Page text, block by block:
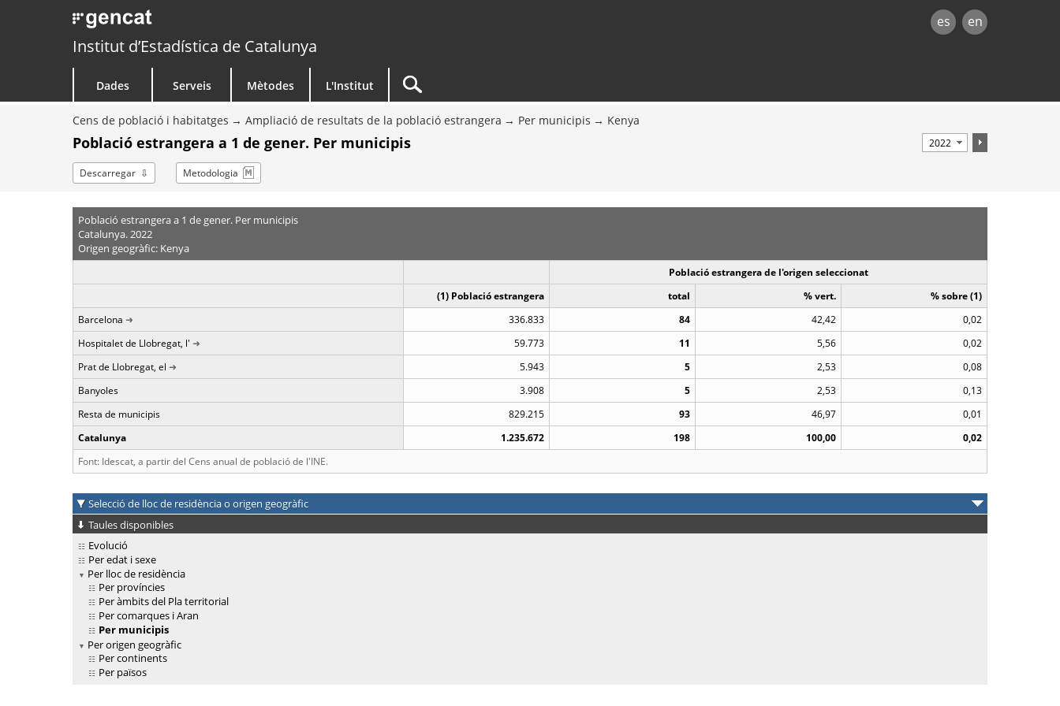
es en
Institut d’Estadística de Catalunya
Dades Serveis Mètodes L'Institut
Cens de població i habitatges Ampliació de resultats de la població estrangera Per municipis Kenya
Població estrangera a 1 de gener. Per municipis
Descarregar Metodologia
Població estrangera a 1 de gener. Per municipis
Catalunya. 2022
Origen geogràfic: Kenya
Població estrangera de l'origen seleccionat
(1) Població estrangera
total % vert.
% sobre (1)
Barcelona
336.833 84 42,42
0,02
Hospitalet de Llobregat, l'
59.773 11 5,56
0,02
Prat de Llobregat, el
5.943 5 2,53
0,08
Banyoles
3.908 5 2,53
0,13
Resta de municipis
829.215 93 46,97
0,01
Catalunya
1.235.672 198 100,00
0,02
Font: Idescat, a partir del Cens anual de població de l'INE.
Selecció de lloc de residència o origen geogràfic
Taules disponibles
Evolució
Per edat i sexe
Per lloc de residència
Per províncies
Per àmbits del Pla territorial
Per comarques i Aran
Per municipis
Per origen geogràfic
Per continents
Per països